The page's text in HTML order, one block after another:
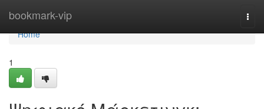
bookmark-vip
Home
Home
1